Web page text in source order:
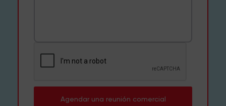
Agendar una reunión comercial